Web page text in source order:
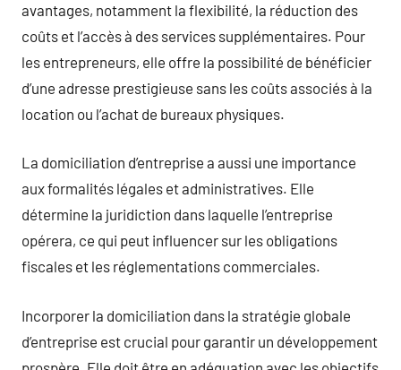
avantages, notamment la flexibilité, la réduction des
coûts et l’accès à des services supplémentaires. Pour
les entrepreneurs, elle offre la possibilité de bénéficier
d’une adresse prestigieuse sans les coûts associés à la
location ou l’achat de bureaux physiques.
La domiciliation d’entreprise a aussi une importance
aux formalités légales et administratives. Elle
détermine la juridiction dans laquelle l’entreprise
opérera, ce qui peut influencer sur les obligations
fiscales et les réglementations commerciales.
Incorporer la domiciliation dans la stratégie globale
d’entreprise est crucial pour garantir un développement